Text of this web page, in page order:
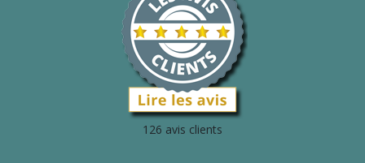
126 avis clients